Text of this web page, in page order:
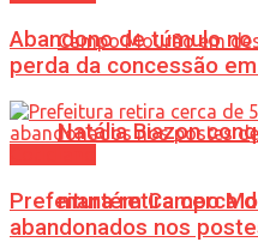
Natália Biazon
mantém Campo
Abandono de túmulo
perda da concessão
Prefeitura retira cerca
abandonados nos